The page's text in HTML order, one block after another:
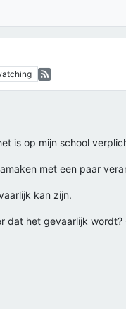
is op mijn school
met een paar
kan zijn.
dat het gevaarlijk